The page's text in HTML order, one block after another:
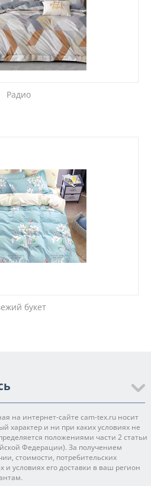
Радио
букет
на интернет-сайте cam-tex.ru носит
характер и ни при каких условиях не
положениями части 2 статьи
Федерации). За получением
стоимости, потребительских
и условиях его доставки в ваш регион